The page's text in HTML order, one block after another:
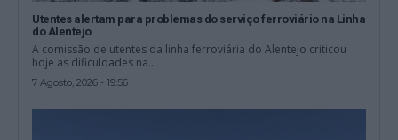
Utentes alertam para problemas do serviço ferroviário na Linha
do Alentejo
A comissão de utentes da linha ferroviária do Alentejo criticou
hoje as dificuldades na...
7 Agosto, 2026 - 19:56